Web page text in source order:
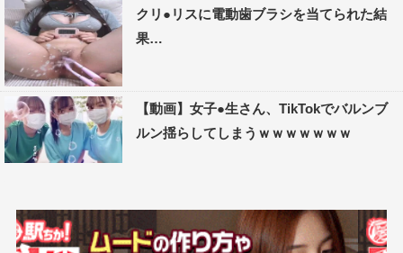
クリ●リスに電動歯ブラシを当てられた結
果…
【動画】女子●生さん、TikTokでバルンブ
ルン揺らしてしまうｗｗｗｗｗｗｗ